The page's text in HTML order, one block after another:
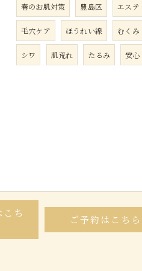
春のお肌対策 豊島区 エステ
毛穴ケア ほうれい線 むくみ
シワ 肌荒れ たるみ 安心
ち
ご予約はこちら